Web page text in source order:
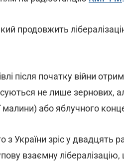
продовжить
після початку війни
не лише зернових,
або яблучного
України зріс у двадцять
взаємну